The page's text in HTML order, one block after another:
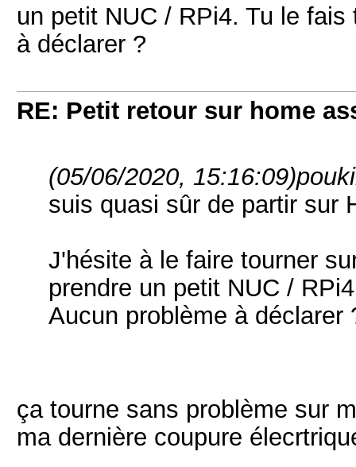
un petit NUC / RPi4. Tu le
à déclarer ?
RE: Petit retour sur home
(05/06/2020, 15:16:09)
suis quasi sûr de partir sur
J'hésite à le faire tourner
prendre un petit NUC /
Aucun problème à déclarer
ça tourne sans problème sur
ma dernière coupure